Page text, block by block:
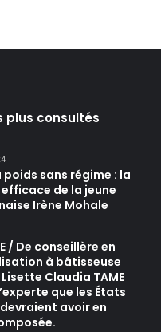
plus consultés
poids sans régime : la
de la jeune
Irène Mohale
/ De conseillère en
à bâtisseuse
Lisette Claudia TAME
que les États
avoir en